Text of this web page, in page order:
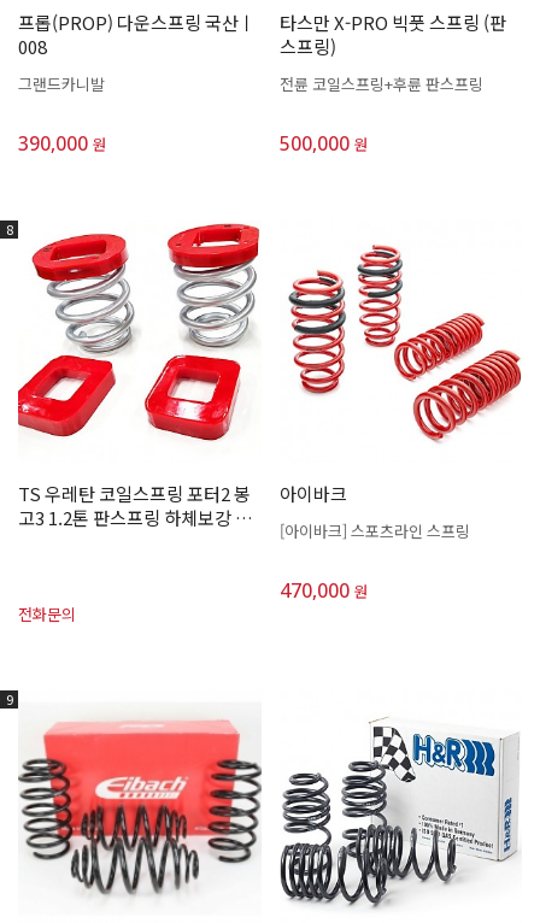
프롭(PROP) 다운스프링 국산ㅣ
008
그랜드카니발
390,000 원
타스만 X-PRO 빅풋 스프링 (판
스프링)
전륜 코일스프링+후륜 판스프링
500,000 원
8
TS 우레탄 코일스프링 포터2 봉
고3 1.2톤 판스프링 하체보강 캠
전화문의
아이바크
[아이바크] 스포츠라인 스프링
470,000 원
9